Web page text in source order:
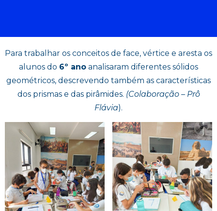
Para trabalhar os conceitos de face, vértice e aresta os
alunos do 6º ano analisaram diferentes sólidos
geométricos, descrevendo também as características
dos prismas e das pirâmides. (Colaboração – Prô
Flávia).